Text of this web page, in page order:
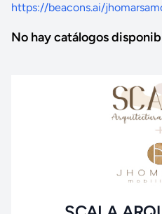
https://beacons.ai/
No hay catálogos